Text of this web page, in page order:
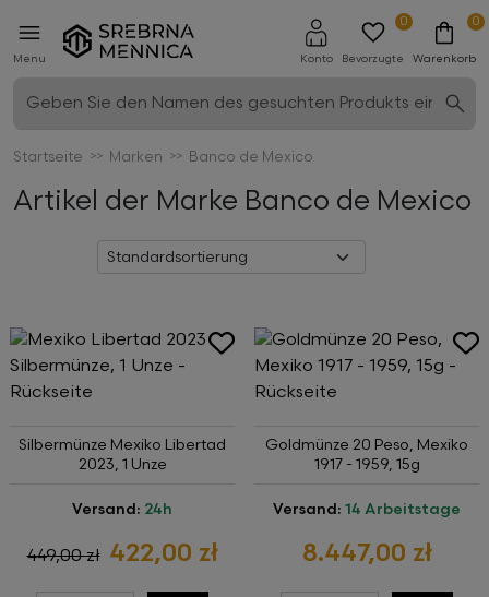
Menu Konto Bevorzugte
0 0
Warenkorb
Startseite Marken Banco de Mexico
Artikel der Marke Banco de Mexico
Silbermünze Mexiko Libertad
2023, 1 Unze
Versand: 24h
449,00 zł 422,00 zł
Goldmünze 20 Peso, Mexiko
1917 - 1959, 15g
Versand: 14 Arbeitstage
8.447,00 zł